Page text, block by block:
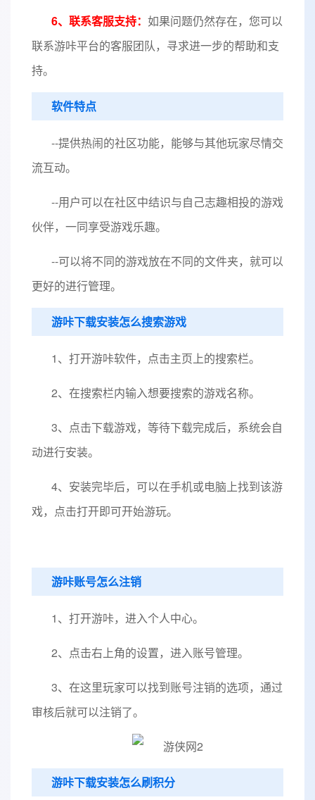
6、联系客服支持： 如果问题仍然存在，您可以
联系游咔平台的客服团队，寻求进一步的帮助和支
持。
软件特点
--提供热闹的社区功能，能够与其他玩家尽情交
流互动。
--用户可以在社区中结识与自己志趣相投的游戏
伙伴，一同享受游戏乐趣。
--可以将不同的游戏放在不同的文件夹，就可以
更好的进行管理。
游咔下载安装怎么搜索游戏
1、打开游咔软件，点击主页上的搜索栏。
2、在搜索栏内输入想要搜索的游戏名称。
3、点击下载游戏，等待下载完成后，系统会自
动进行安装。
4、安装完毕后，可以在手机或电脑上找到该游
戏，点击打开即可开始游玩。
游咔账号怎么注销
1、打开游咔，进入个人中心。
2、点击右上角的设置，进入账号管理。
3、在这里玩家可以找到账号注销的选项，通过
审核后就可以注销了。
游咔下载安装怎么刷积分